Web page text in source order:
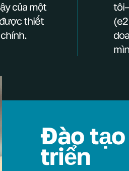
của một
thiết
Đào
triển